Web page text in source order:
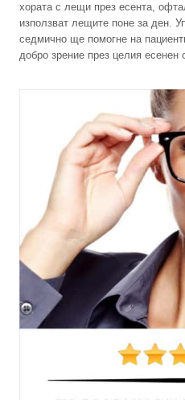
хората с лещи през есента,
използват лещите поне за ден.
седмично ще помогне на
добро зрение през целия есенен